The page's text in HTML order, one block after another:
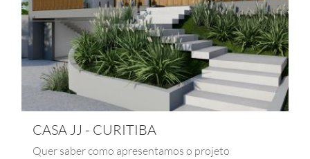
CASA JJ - CURITIBA
Quer saber como apresentamos o projeto